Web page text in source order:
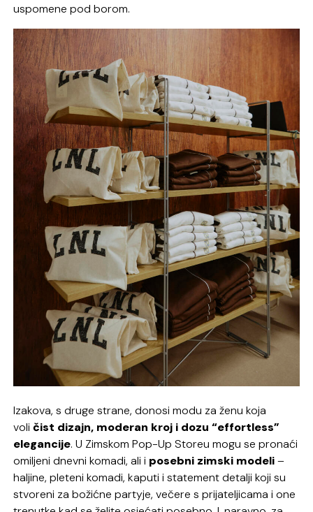
uspomene pod borom.
Izakova, s druge strane, donosi modu za ženu koja
voličist dizajn, moderan kroj i dozu “effortless”
elegancije. U Zimskom Pop-Up Storeu mogu se pronaći
omiljeni dnevni komadi, ali i posebni zimski modeli–
haljine, pleteni komadi, kaputi i statement detalji koji su
stvoreni za božićne partyje, večere s prijateljicama i one